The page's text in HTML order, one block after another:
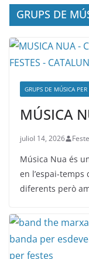
GRUPS DE
GRUPS DE MÚSICA PER
MÚSICA
juliol 14, 2026
Música Nua és
en l’espai-
diferents però